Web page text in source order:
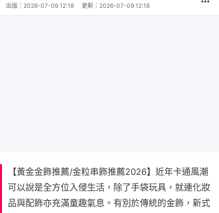
出版： 2026-07-09 12:18 更新： 2026-07-09 12:18
【黃金金飾推薦/金粒串飾推薦2026】近年卡通風潮
可以說是全方位入侵生活，除了手袋玩具，就連化妝
品與配飾亦充滿童趣氣息。有別於傳統的金飾，新式